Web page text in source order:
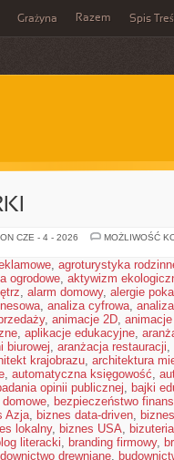
Grażyna Razem Spis
CZE - 4 - 2026
MOŻLIWOŚĆ
, agroturystyka
ogrodowe, aktywizm
, alarm domowy, alergie
, analiza cyfrowa,
, animacje 2D,
, aplikacje edukacyjne,
biurowej, aranżacja restauracji,
krajobrazu, architektura
, automatyczna księgowość,
opinii publicznej, bajki
, bezpieczeństwo
Azja, biznes data-driven,
lokalny, biznes USA,
literacki, branding firmowy,
drewniane,